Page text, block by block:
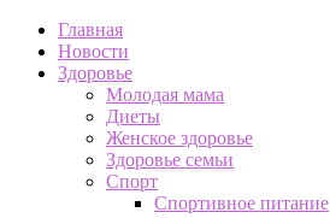
Главная
Новости
Здоровье
Молодая мама
Диеты
Женское здоровье
Здоровье семьи
Спорт
Спортивное питание